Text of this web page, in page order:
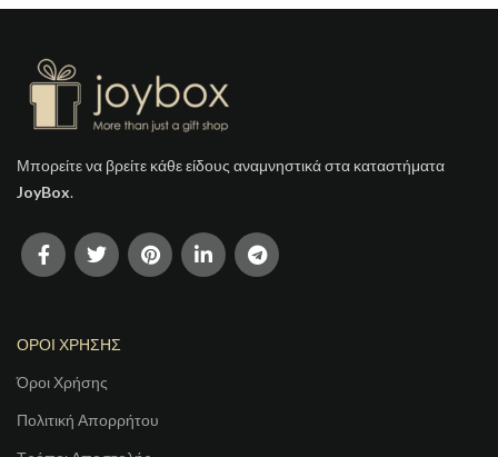
Μπορείτε να βρείτε κάθε είδους αναμνηστικά στα καταστήματα
JoyBox.
ΟΡΟΙ ΧΡΗΣΗΣ
Όροι Χρήσης
Πολιτική Απορρήτου